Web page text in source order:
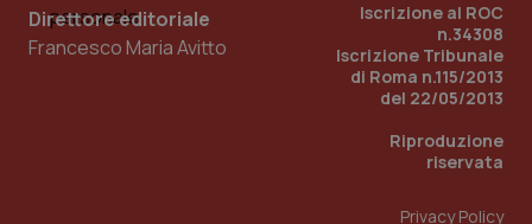
Direttore editoriale
Francesco Maria Avitto
Iscrizione al ROC
n.34308
Iscrizione Tribunale
di Roma n.115/2013
del 22/05/2013
Riproduzione
riservata
Privacy Policy